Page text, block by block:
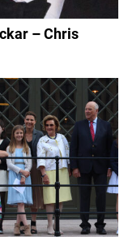
– Chris